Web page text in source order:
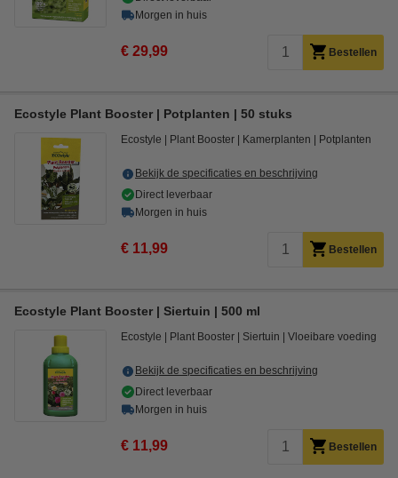
Morgen in huis
€ 29,99 Bestellen
Ecostyle Plant Booster | Potplanten | 50 stuks
Ecostyle Plant Booster Kamerplanten Potplanten
Bekijk de specificaties en beschrijving
Direct leverbaar
Morgen in huis
€ 11,99 Bestellen
Ecostyle Plant Booster | Siertuin | 500 ml
Ecostyle Plant Booster Siertuin Vloeibare voeding
Bekijk de specificaties en beschrijving
Direct leverbaar
Morgen in huis
€ 11,99 Bestellen